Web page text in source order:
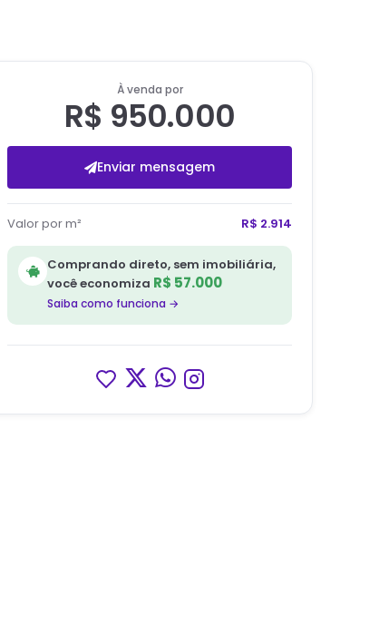
À venda por
R$ 950.000
Enviar mensagem
Valor por m² R$ 2.914
Comprando direto, sem imobiliária,
você economiza R$ 57.000
Saiba como funciona →